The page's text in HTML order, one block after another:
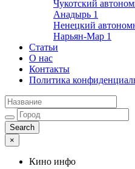
Чукотский
Анадырь 1
Ненецкий
Нарьян-Мар 1
Статьи
О нас
Контакты
Политика
×
Кино инфо